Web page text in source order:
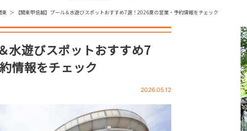
東 【関東甲信越】プール＆水遊びスポットおすすめ7選！2026夏の営業・予約情報をチェック
2026.05.12
水遊びスポットおすすめ7
情報をチェック